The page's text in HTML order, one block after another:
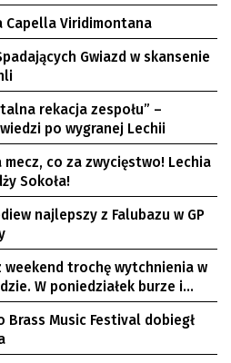
i projekt
Capella Viridimontana
Gwiazd w skansenie
rekacja zespołu” –
po wygranej Lechii
mecz, co za zwycięstwo! Lechia
Sokoła!
najlepszy z Falubazu w GP
weekend trochę wytchnienia w
W poniedziałek burze i
Brass Music Festival dobiegł